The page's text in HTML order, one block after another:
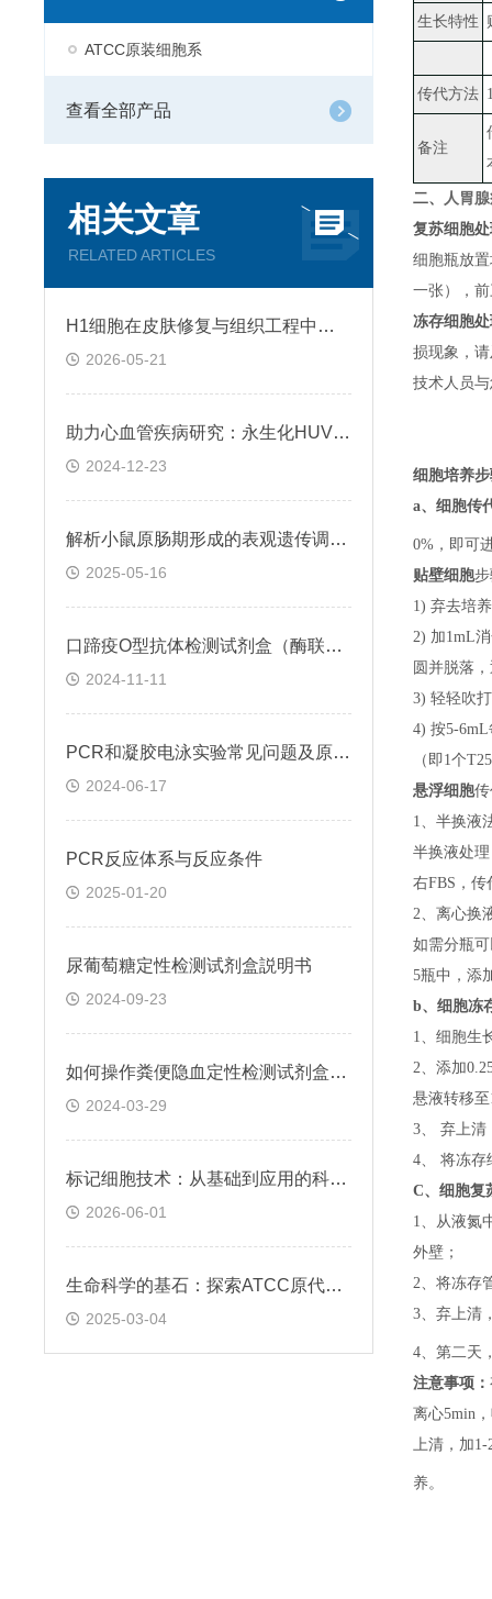
ATCC原装细胞系
查看全部产品
相关文章
RELATED ARTICLES
H1细胞在皮肤修复与组织工程中的应用前景
2026-05-21
助力心血管疾病研究：永生化HUVEC!
2024-12-23
解析小鼠原肠期形成的表观遗传调控规律
2025-05-16
口蹄疫O型抗体检测试剂盒（酶联免疫法）检测原理
2024-11-11
PCR和凝胶电泳实验常见问题及原因分析
2024-06-17
​PCR反应体系与反应条件
2025-01-20
尿葡萄糖定性检测试剂盒説明书
2024-09-23
如何操作粪便隐血定性检测试剂盒(邻联甲苯胺法)
2024-03-29
标记细胞技术：从基础到应用的科学探索
2026-06-01
生命科学的基石：探索ATCC原代细胞的魅力
2025-03-04
生长特性
传代方法
备注
二、
人胃
复苏细胞
细胞瓶放
一张）
，
冻存细胞
损现象，
技术人员
细胞培养
a、 细胞传
0%，即可
贴壁细胞
1) 弃去培
2) 加1mL
圆并脱落
3) 轻轻吹
4) 按5-
（即1个
悬浮细胞
1、半换液
半换液处
右FBS，
2、离心换
如需分瓶
5瓶中，添
b、 细胞冻
1、细胞生
2、添加
悬液转移
3、 弃上清
4、 将冻存
C、 细胞复
1、 从液氮
外壁；
2、 将冻存
3、 弃上清
4、 第二天
注意事项：
离心5min，
上清，加1-
养。